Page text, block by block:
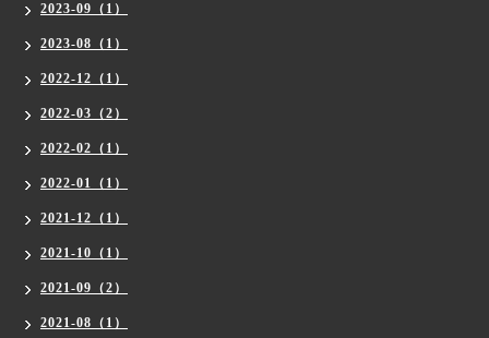
2023-09（1）
2023-08（1）
2022-12（1）
2022-03（2）
2022-02（1）
2022-01（1）
2021-12（1）
2021-10（1）
2021-09（2）
2021-08（1）